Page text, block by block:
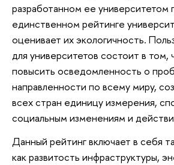
разработанном ее университетом
единственном рейтинге
оценивает их экологичность.
для университетов состоит в том,
повысить осведомленность о
направленности по всему миру,
всех стран единицу измерения,
социальным изменениям и
Данный рейтинг включает в себя
как развитость инфраструктуры,